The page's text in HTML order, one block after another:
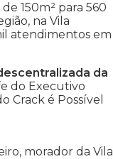
150m² para 560
na Vila
atendimentos em
da
do Executivo
Crack é Possível
morador da Vila